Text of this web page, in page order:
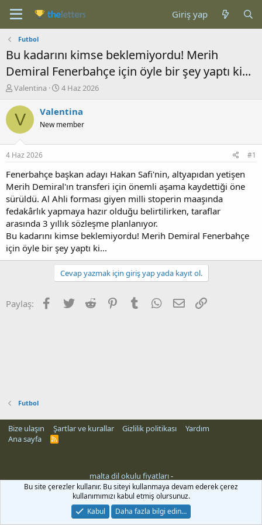
Giriş yap
Futbol
Bu kadarını kimse beklemiyordu! Merih
Demiral Fenerbahçe için öyle bir şey yaptı ki...
K
n
b
u
u
b
a
l
a
t
a
n
Valentina
B
ş
a
ç
t
a
r
i
h
i
4 Haz 2026
V Valentina
New member
4 Haz 2026 #1
Fenerbahçe başkan adayı Hakan Safi'nin, altyapıdan yetişen
Merih Demiral'ın transferi için önemli aşama kaydettiği öne
sürüldü. Al Ahli forması giyen milli stoperin maaşında
fedakârlık yapmaya hazır olduğu belirtilirken, taraflar
arasında 3 yıllık sözleşme planlanıyor.
Bu kadarını kimse beklemiyordu! Merih Demiral Fenerbahçe
için öyle bir şey yaptı ki...
Cevap yazmak için giriş yap yada kayıt ol.
Paylaş: Facebook
Twitter Reddit PinterestTumblr WhatsApp
E-posta
Futbol
Bize ulaşın Şartlar ve kurallar Gizlilik politikası
Yardım
Ana sayfa
R
malta dil okulu fiyatları-
Bu site çerezler kullanır. Bu siteyi kullanmaya devam ederek çerez
kullanımımızı kabul etmiş olursunuz.
Kabul
Daha fazla bilgi edin…